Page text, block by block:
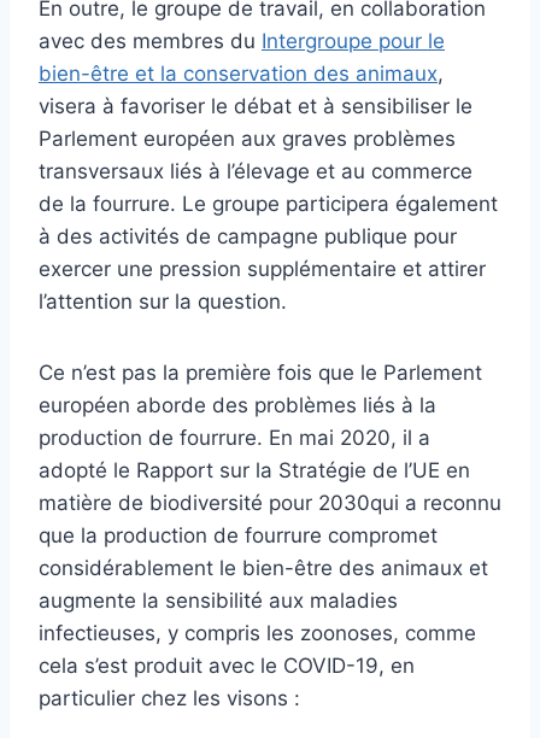
En outre, le groupe de travail, en collaboration
avec des membres du Intergroupe pour le
bien-être et la conservation des animaux,
visera à favoriser le débat et à sensibiliser le
Parlement européen aux graves problèmes
transversaux liés à l’élevage et au commerce
de la fourrure. Le groupe participera également
à des activités de campagne publique pour
exercer une pression supplémentaire et attirer
l’attention sur la question.
Ce n’est pas la première fois que le Parlement
européen aborde des problèmes liés à la
production de fourrure. En mai 2020, il a
adopté le Rapport sur la Stratégie de l’UE en
matière de biodiversité pour 2030qui a reconnu
que la production de fourrure compromet
considérablement le bien-être des animaux et
augmente la sensibilité aux maladies
infectieuses, y compris les zoonoses, comme
cela s’est produit avec le COVID-19, en
particulier chez les visons :